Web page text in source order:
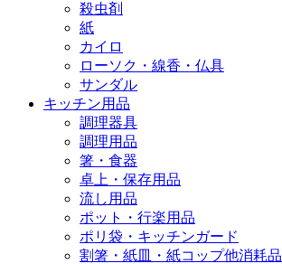
殺虫剤
紙
カイロ
ローソク・線香・仏具
サンダル
キッチン用品
調理器具
調理用品
箸・食器
卓上・保存用品
流し用品
ポット・行楽用品
ポリ袋・キッチンガード
割箸・紙皿・紙コップ他消耗品